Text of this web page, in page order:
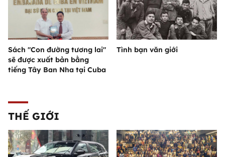
Sách "Con đường tương lai"
sẽ được xuất bản bằng
tiếng Tây Ban Nha tại Cuba
Tình bạn văn giới
THẾ GIỚI